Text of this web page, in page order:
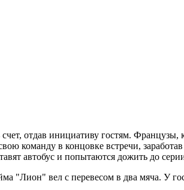
отдав инициативу гостям.
команду в концовке встречи,
автобус и попытаются дожить до
"Лион" вел с перевесом в два мяча. У